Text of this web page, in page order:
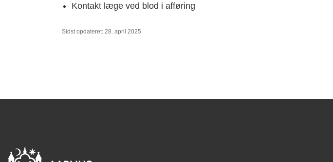
Kontakt læge ved blod i afføring
Sidst opdateret: 28. april 2025